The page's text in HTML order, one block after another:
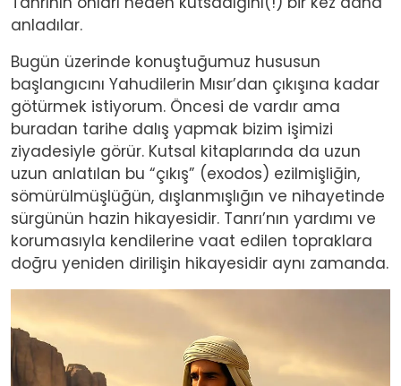
anladılar.
Bugün üzerinde konuştuğumuz hususun
başlangıcını Yahudilerin Mısır’dan çıkışına kadar
götürmek istiyorum. Öncesi de vardır ama
buradan tarihe dalış yapmak bizim işimizi
ziyadesiyle görür. Kutsal kitaplarında da uzun
uzun anlatılan bu “çıkış” (exodos) ezilmişliğin,
sömürülmüşlüğün, dışlanmışlığın ve nihayetinde
sürgünün hazin hikayesidir. Tanrı’nın yardımı ve
korumasıyla kendilerine vaat edilen topraklara
doğru yeniden dirilişin hikayesidir aynı zamanda.